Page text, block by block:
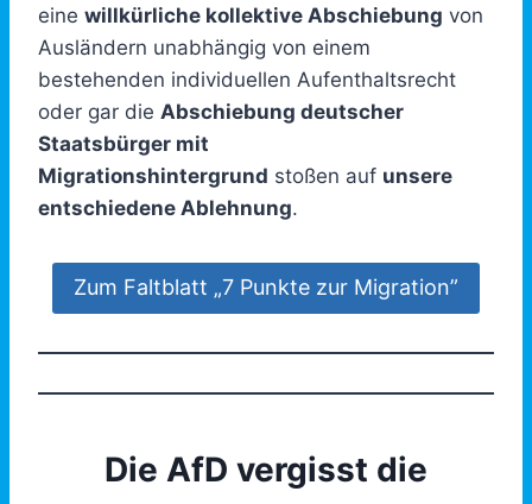
eine willkürliche kollektive Abschiebung von
Ausländern unabhängig von einem
bestehenden individuellen Aufenthaltsrecht
oder gar die Abschiebung deutscher
Staatsbürger mit
Migrationshintergrund stoßen auf unsere
entschiedene Ablehnung.
Zum Faltblatt „7 Punkte zur Migration”
Die AfD vergisst die